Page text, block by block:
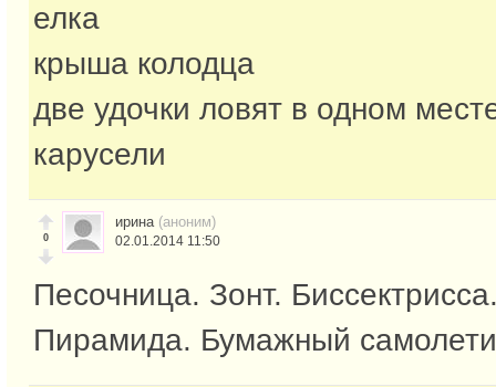
елка
крыша колодца
две удочки ловят в одном
карусели
0
ирина (аноним)
02.01.2014 11:50
Песочница. Зонт.
Пирамида. Бумажный